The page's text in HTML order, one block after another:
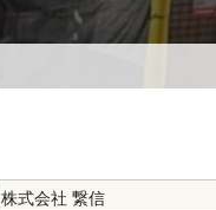
株式会社 繋信